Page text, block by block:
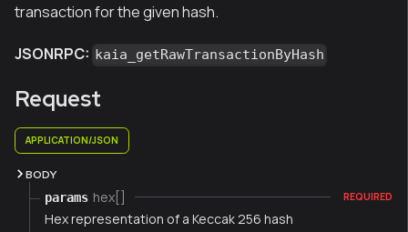
transaction for the given hash.
JSONRPC: kaia_getRawTransactionByHash
Request
APPLICATION/JSON
BODY
params hex[] REQUIRED
Hex representation of a Keccak 256 hash